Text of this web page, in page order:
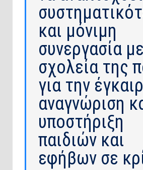
και μόνιμη
συνεργασία
σχολεία της
για την
αναγνώριση
υποστήριξη
παιδιών και
εφήβων σε